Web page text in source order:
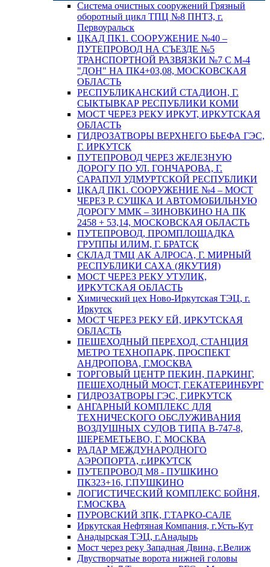
Система очистных сооружений Грязный
оборотный цикл ТПЦ №8 ПНТЗ, г.
Первоуральск
ЦКАД ПК1. СООРУЖЕНИЕ №40 –
ПУТЕПРОВОД НА СЪЕЗДЕ №5
ТРАНСПОРТНОЙ РАЗВЯЗКИ №7 С М-4
"ДОН" НА ПК4+03,08, МОСКОВСКАЯ
ОБЛАСТЬ
РЕСПУБЛИКАНСКИЙ СТАДИОН, Г.
СЫКТЫВКАР РЕСПУБЛИКИ КОМИ
МОСТ ЧЕРЕЗ РЕКУ ИРКУТ, ИРКУТСКАЯ
ОБЛАСТЬ
ГИДРОЗАТВОРЫ ВЕРХНЕГО БЬЕФА ГЭС,
Г. ИРКУТСК
ПУТЕПРОВОД ЧЕРЕЗ ЖЕЛЕЗНУЮ
ДОРОГУ ПО УЛ. ГОНЧАРОВА, Г.
САРАПУЛ УДМУРТСКОЙ РЕСПУБЛИКИ
ЦКАД ПК1. СООРУЖЕНИЕ №4 – МОСТ
ЧЕРЕЗ Р. СУШКА И АВТОМОБИЛЬНУЮ
ДОРОГУ ММК – ЗИНОВКИНО НА ПК
2458 + 53,14, МОСКОВСКАЯ ОБЛАСТЬ
ПУТЕПРОВОД, ПРОМПЛОЩАДКА
ГРУППЫ ИЛИМ, Г. БРАТСК
СКЛАД ТМЦ АК АЛРОСА, Г. МИРНЫЙ
РЕСПУБЛИКИ САХА (ЯКУТИЯ)
МОСТ ЧЕРЕЗ РЕКУ УТУЛИК,
ИРКУТСКАЯ ОБЛАСТЬ
Химический цех Ново-Иркутская ТЭЦ, г.
Иркутск
МОСТ ЧЕРЕЗ РЕКУ ЕЙ, ИРКУТСКАЯ
ОБЛАСТЬ
ПЕШЕХОДНЫЙ ПЕРЕХОД, СТАНЦИЯ
МЕТРО ТЕХНОПАРК, ПРОСПЕКТ
АНДРОПОВА, Г.МОСКВА
ТОРГОВЫЙ ЦЕНТР ПЕКИН, ПАРКИНГ,
ПЕШЕХОДНЫЙ МОСТ, Г.ЕКАТЕРИНБУРГ
ГИДРОЗАТВОРЫ ГЭС, Г.ИРКУТСК
АНГАРНЫЙ КОМПЛЕКС ДЛЯ
ТЕХНИЧЕСКОГО ОБСЛУЖИВАНИЯ
ВОЗДУШНЫХ СУДОВ ТИПА В-747-8,
ШЕРЕМЕТЬЕВО, Г. МОСКВА
РАДАР МЕЖДУНАРОДНОГО
АЭРОПОРТА, г.ИРКУТСК
ПУТЕПРОВОД М8 - ПУШКИНО
ПК323+16, Г.ПУШКИНО
ЛОГИСТИЧЕСКИЙ КОМПЛЕКС БОЙНЯ,
Г.МОСКВА
ПУРОВСКИЙ ЗПК, Г.ТАРКО-САЛЕ
Иркутская Нефтяная Компания, г.Усть-Кут
Анадырская ТЭЦ, г.Анадырь
Мост через реку Западная Двина, г.Велиж
Двустворчатые ворота нижней головы